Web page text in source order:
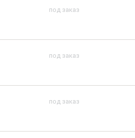
под заказ
под заказ
под заказ